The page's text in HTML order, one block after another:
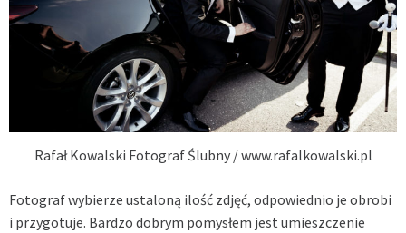
Rafał Kowalski Fotograf Ślubny / www.rafalkowalski.pl
Fotograf wybierze ustaloną ilość zdjęć, odpowiednio je obrobi
i przygotuje. Bardzo dobrym pomysłem jest umieszczenie